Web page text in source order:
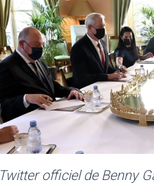
Twitter officiel de Benny